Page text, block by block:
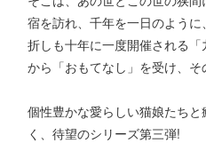
宿を訪れ、千年を一日のよう
折しも十年に一度開催される
から「おもてなし」を受け、
個性豊かな愛らしい猫娘たち
く、待望のシリーズ第三弾!